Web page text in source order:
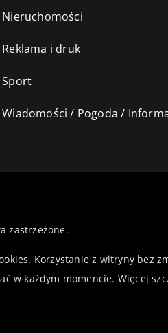
Nieruchomości
Reklama i druk
Sport
Wiadomości / Pogoda /
zastrzeżone.
Korzystanie z witryny bez
w każdym momencie. Więcej